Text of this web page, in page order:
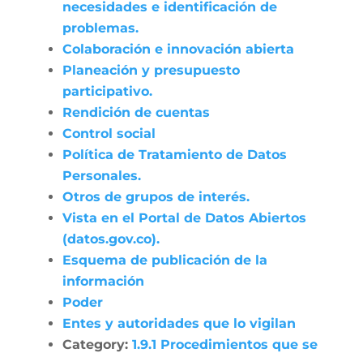
necesidades e identificación de
problemas.
Colaboración e innovación abierta
Planeación y presupuesto
participativo.
Rendición de cuentas
Control social
Política de Tratamiento de Datos
Personales.
Otros de grupos de interés.
Vista en el Portal de Datos Abiertos
(datos.gov.co).
Esquema de publicación de la
información
Poder
Entes y autoridades que lo vigilan
Category: 1.9.1 Procedimientos que se